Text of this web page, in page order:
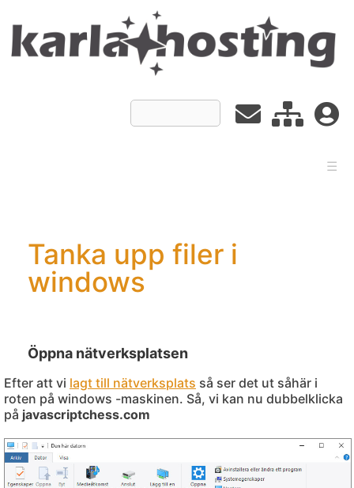
☰
Tanka upp filer i
windows
Öppna nätverksplatsen
Efter att vi lagt till nätverksplats så ser det ut såhär i
roten på windows -maskinen. Så, vi kan nu dubbelklicka
på javascriptchess.com